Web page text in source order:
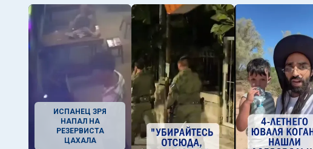
ИСПАНЕЦ ЗРЯ
НАПАЛ НА
РЕЗЕРВИСТА
ЦАХАЛА